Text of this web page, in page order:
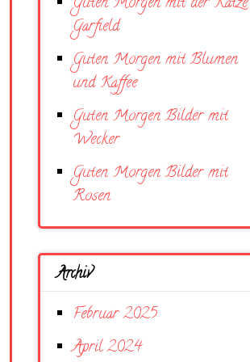
Garfield
Guten Morgen mit Blumen
und Kaffee
Guten Morgen Bilder mit
Wecker
Guten Morgen Bilder mit
Rosen
Archiv
Februar 2025
April 2024